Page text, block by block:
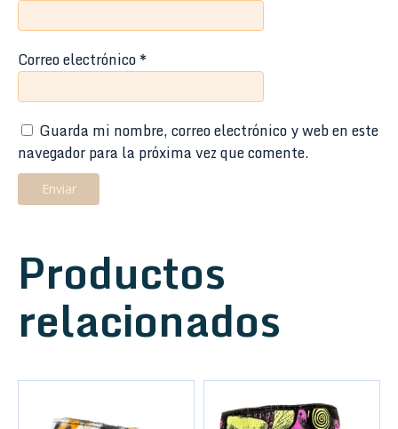
Correo electrónico*
Guarda mi nombre, correo electrónico y web en este
navegador para la próxima vez que comente.
Productos
relacionados